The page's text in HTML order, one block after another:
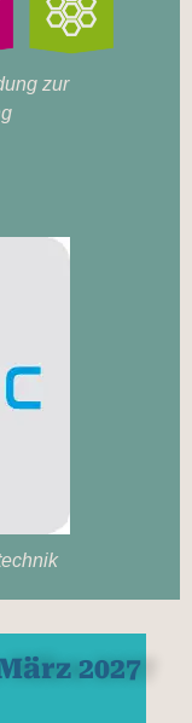
zur
2027